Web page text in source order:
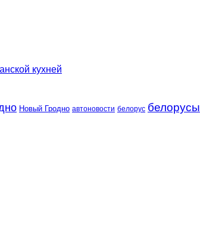
кухней
Новый Гродно автоновости белорус белорусы